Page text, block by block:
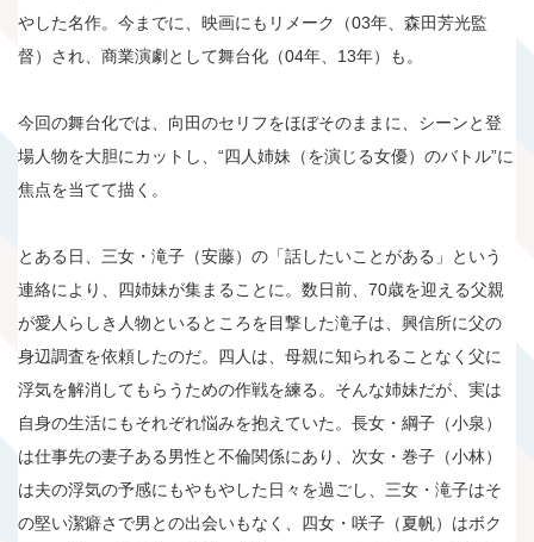
やした名作。今までに、映画にもリメーク（03年、森田芳光監
督）され、商業演劇として舞台化（04年、13年）も。
今回の舞台化では、向田のセリフをほぼそのままに、シーンと登
場人物を大胆にカットし、“四人姉妹（を演じる女優）のバトル”に
焦点を当てて描く。
とある日、三女・滝子（安藤）の「話したいことがある」という
連絡により、四姉妹が集まることに。数日前、70歳を迎える父親
が愛人らしき人物といるところを目撃した滝子は、興信所に父の
身辺調査を依頼したのだ。四人は、母親に知られることなく父に
浮気を解消してもらうための作戦を練る。そんな姉妹だが、実は
自身の生活にもそれぞれ悩みを抱えていた。長女・綱子（小泉）
は仕事先の妻子ある男性と不倫関係にあり、次女・巻子（小林）
は夫の浮気の予感にもやもやした日々を過ごし、三女・滝子はそ
の堅い潔癖さで男との出会いもなく、四女・咲子（夏帆）はボク